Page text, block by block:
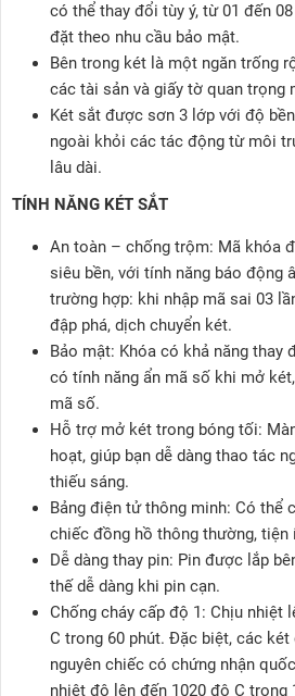
có thể thay đổi tùy ý, từ 01 đến
đặt theo nhu cầu bảo mật.
Bên trong két là một ngăn trống
các tài sản và giấy tờ quan trọng
Két sắt được sơn 3 lớp với độ
ngoài khỏi các tác động từ môi
lâu dài.
TÍNH NĂNG KÉT SẮT
An toàn – chống trộm: Mã khóa
siêu bền, với tính năng báo động
trường hợp: khi nhập mã sai 03
đập phá, dịch chuyển két.
Bảo mật: Khóa có khả năng thay
có tính năng ẩn mã số khi mở
mã số.
Hỗ trợ mở két trong bóng tối:
hoạt, giúp bạn dễ dàng thao tác
thiếu sáng.
Bảng điện tử thông minh: Có thể
chiếc đồng hồ thông thường, tiện
Dễ dàng thay pin: Pin được lắp
thế dễ dàng khi pin cạn.
Chống cháy cấp độ 1: Chịu nhiệt
C trong 60 phút. Đặc biệt, các két
nguyên chiếc có chứng nhận
nhiệt độ lên đến 1020 độ C trong